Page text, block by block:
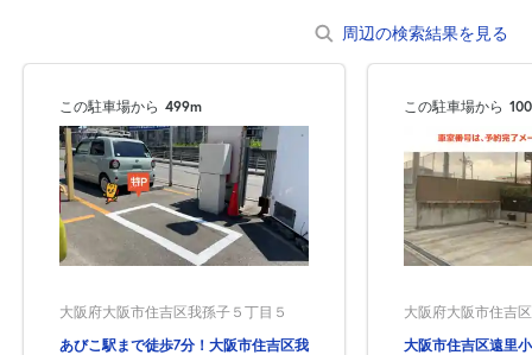
周辺の検索結果を見る
この駐車場から 499m
大阪府大阪市住吉区我孫子５丁目５
あびこ駅まで徒歩7分！大阪市住吉区我
この駐車場から
大阪府大阪市住吉
大阪市住吉区遠里